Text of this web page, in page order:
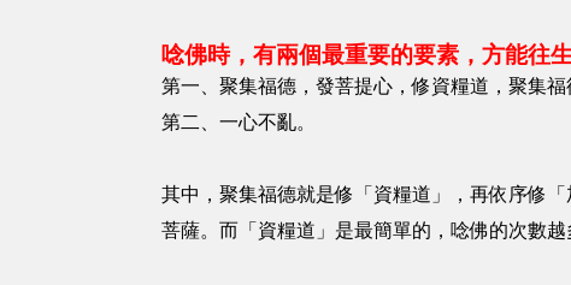
唸佛時，有兩個最重要的要素，方能往
第一、聚集福德，發菩提心，修資糧道，聚集福
第二、一心不亂。
其中，聚集福德就是修「資糧道」，再依序修
菩薩。而「資糧道」是最簡單的，唸佛的次數